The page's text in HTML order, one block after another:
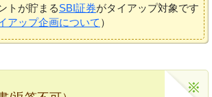
トが貯まるSBI証券がタイアップ対象です
アップ企画について ）